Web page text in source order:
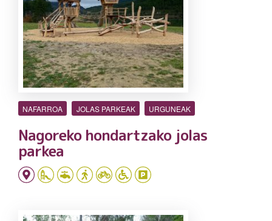
NAFARROA JOLAS PARKEAK URGUNEAK
Nagoreko hondartzako jolas
parkea